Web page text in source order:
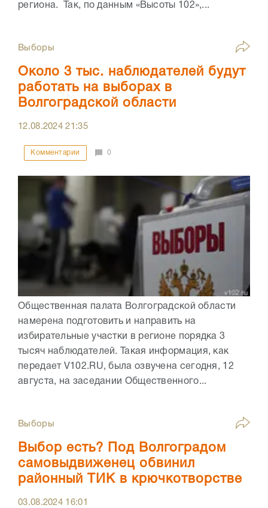
региона. Так, по данным «Высоты 102»,...
Выборы
Около 3 тыс. наблюдателей будут
работать на выборах в
Волгоградской области
12.08.202421:35
Комментарии 0
Общественная палата Волгоградской области
намерена подготовить и направить на
избирательные участки в регионе порядка 3
тысяч наблюдателей. Такая информация, как
передает V102.RU, была озвучена сегодня, 12
августа, на заседании Общественного...
Выборы
Выбор есть? Под Волгоградом
самовыдвиженец обвинил
районный ТИК в крючкотворстве
03.08.2024 16:01